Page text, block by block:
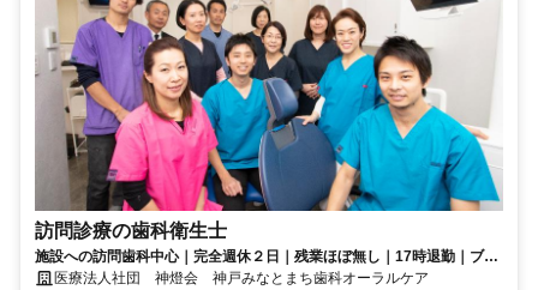
訪問診療の歯科衛生士
施設への訪問歯科中心｜完全週休２日｜残業ほぼ無し｜17時退勤｜ブラ
ンク歓迎｜一緒に地域の患者様を支える歯科衛生士を募集しています
医療法人社団 神燈会 神戸みなとまち歯科オーラルケア